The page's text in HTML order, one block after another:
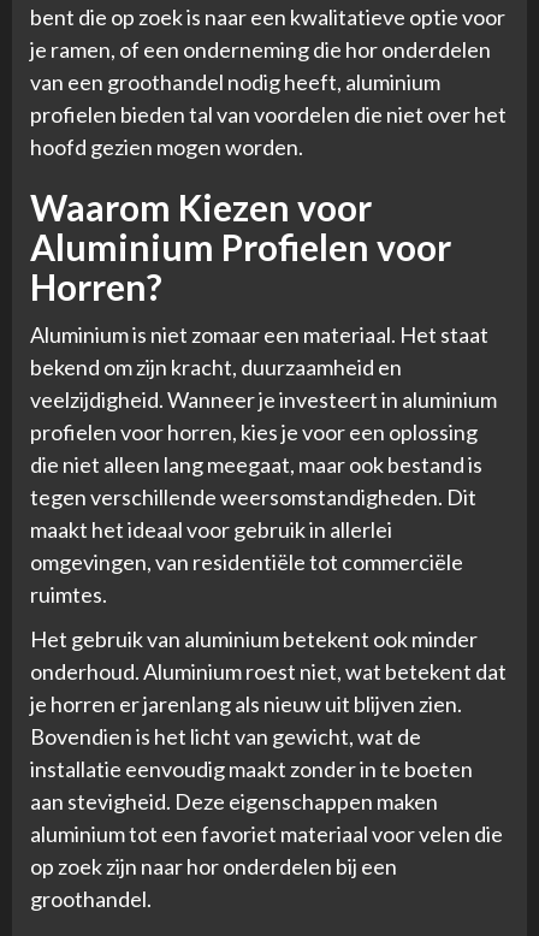
bent die op zoek is naar een kwalitatieve optie voor
je ramen, of een onderneming die hor onderdelen
van een groothandel nodig heeft, aluminium
profielen bieden tal van voordelen die niet over het
hoofd gezien mogen worden.
Waarom Kiezen voor
Aluminium Profielen voor
Horren?
Aluminium is niet zomaar een materiaal. Het staat
bekend om zijn kracht, duurzaamheid en
veelzijdigheid. Wanneer je investeert in aluminium
profielen voor horren, kies je voor een oplossing
die niet alleen lang meegaat, maar ook bestand is
tegen verschillende weersomstandigheden. Dit
maakt het ideaal voor gebruik in allerlei
omgevingen, van residentiële tot commerciële
ruimtes.
Het gebruik van aluminium betekent ook minder
onderhoud. Aluminium roest niet, wat betekent dat
je horren er jarenlang als nieuw uit blijven zien.
Bovendien is het licht van gewicht, wat de
installatie eenvoudig maakt zonder in te boeten
aan stevigheid. Deze eigenschappen maken
aluminium tot een favoriet materiaal voor velen die
op zoek zijn naar hor onderdelen bij een
groothandel.